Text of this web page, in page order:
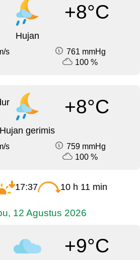
+8°C
Hujan
s
761 mmHg
100 %
+8°C
Hujan gerimis
s
759 mmHg
100 %
17:37 10 h 11 min
12 Agustus 2026
+9°C